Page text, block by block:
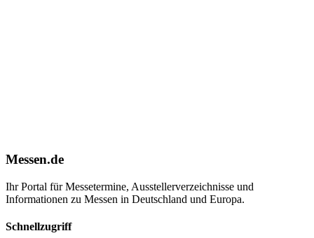
Messen.de
Ihr Portal für Messetermine, Ausstellerverzeichnisse und
Informationen zu Messen in Deutschland und Europa.
Schnellzugriff